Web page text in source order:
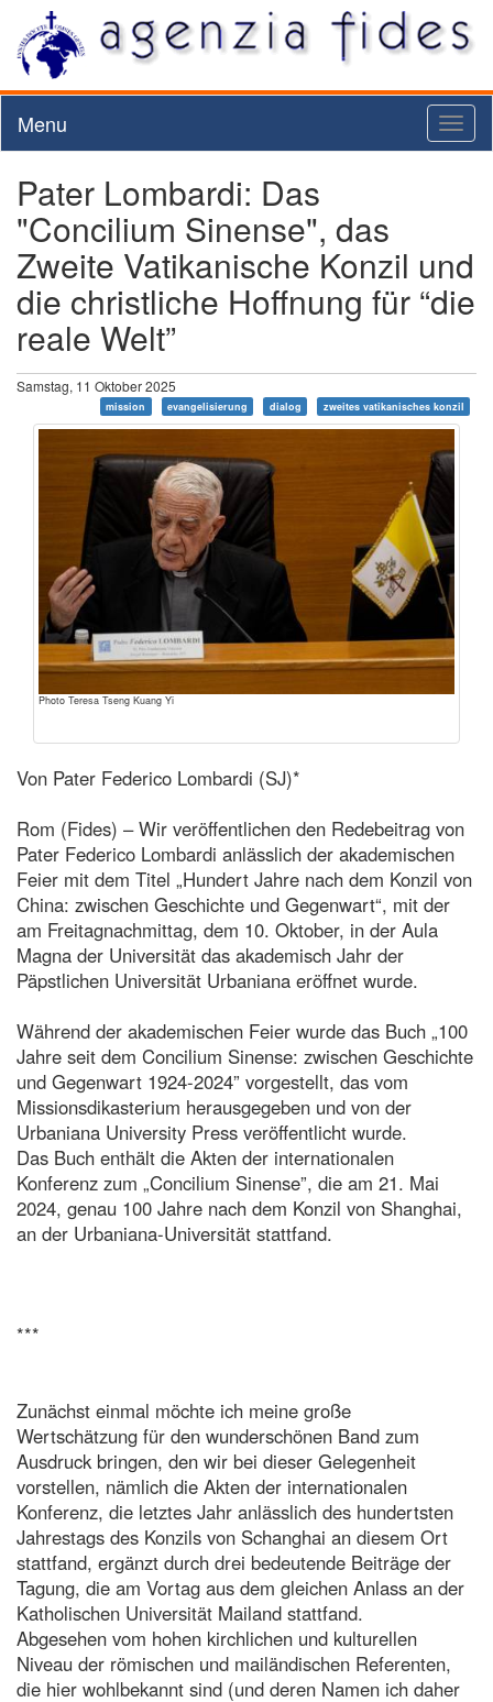
Menu
Pater Lombardi: Das
"Concilium Sinense", das
Zweite Vatikanische Konzil und
die christliche Hoffnung für “die
reale Welt”
Samstag, 11 Oktober 2025
mission evangelisierung dialog zweites vatikanisches konzil
Photo Teresa Tseng Kuang Yi
Von Pater Federico Lombardi (SJ)*
Rom (Fides) – Wir veröffentlichen den Redebeitrag von
Pater Federico Lombardi anlässlich der akademischen
Feier mit dem Titel „Hundert Jahre nach dem Konzil von
China: zwischen Geschichte und Gegenwart“, mit der
am Freitagnachmittag, dem 10. Oktober, in der Aula
Magna der Universität das akademisch Jahr der
Päpstlichen Universität Urbaniana eröffnet wurde.
Während der akademischen Feier wurde das Buch „100
Jahre seit dem Concilium Sinense: zwischen Geschichte
und Gegenwart 1924-2024” vorgestellt, das vom
Missionsdikasterium herausgegeben und von der
Urbaniana University Press veröffentlicht wurde.
Das Buch enthält die Akten der internationalen
Konferenz zum „Concilium Sinense”, die am 21. Mai
2024, genau 100 Jahre nach dem Konzil von Shanghai,
an der Urbaniana-Universität stattfand.
***
Zunächst einmal möchte ich meine große
Wertschätzung für den wunderschönen Band zum
Ausdruck bringen, den wir bei dieser Gelegenheit
vorstellen, nämlich die Akten der internationalen
Konferenz, die letztes Jahr anlässlich des hundertsten
Jahrestags des Konzils von Schanghai an diesem Ort
stattfand, ergänzt durch drei bedeutende Beiträge der
Tagung, die am Vortag aus dem gleichen Anlass an der
Katholischen Universität Mailand stattfand.
Abgesehen vom hohen kirchlichen und kulturellen
Niveau der römischen und mailändischen Referenten,
die hier wohlbekannt sind (und deren Namen ich daher